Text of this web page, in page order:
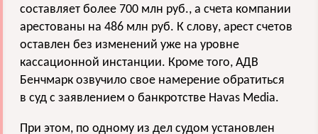
составляет более 700 млн руб., а счета компании
арестованы на 486 млн руб. К слову, арест счетов
оставлен без изменений уже на уровне
кассационной инстанции. Кроме того, АДВ
Бенчмарк озвучило свое намерение обратиться
в суд с заявлением о банкротстве Havas Media.
При этом, по одному из дел судом установлен